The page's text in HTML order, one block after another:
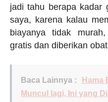
jadi tahu berapa kadar
saya, karena kalau
biayanya tidak
gratis dan diberikan
Baca Lainnya :
Hama
Muncul lagi, Ini yang